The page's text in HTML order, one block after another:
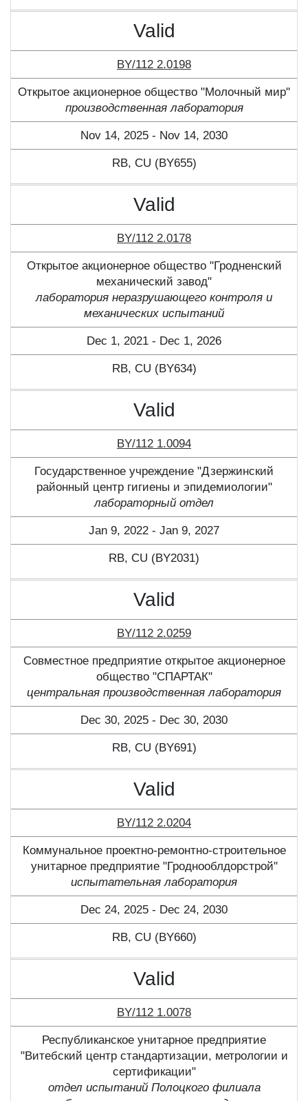
Valid
BY/112 2.0198
Открытое акционерное общество "Молочный мир"
производственная лаборатория
Nov 14, 2025 - Nov 14, 2030
RB, CU (BY655)
Valid
BY/112 2.0178
Открытое акционерное общество "Гродненский
механический завод"
лаборатория неразрушающего контроля и
механических испытаний
Dec 1, 2021 - Dec 1, 2026
RB, CU (BY634)
Valid
BY/112 1.0094
Государственное учреждение "Дзержинский
районный центр гигиены и эпидемиологии"
лабораторный отдел
Jan 9, 2022 - Jan 9, 2027
RB, CU (BY2031)
Valid
BY/112 2.0259
Совместное предприятие открытое акционерное
общество "СПАРТАК"
центральная производственная лаборатория
Dec 30, 2025 - Dec 30, 2030
RB, CU (BY691)
Valid
BY/112 2.0204
Коммунальное проектно-ремонтно-строительное
унитарное предприятие "Гроднооблдорстрой"
испытательная лаборатория
Dec 24, 2025 - Dec 24, 2030
RB, CU (BY660)
Valid
BY/112 1.0078
Республиканское унитарное предприятие
"Витебский центр стандартизации, метрологии и
сертификации"
отдел испытаний Полоцкого филиала